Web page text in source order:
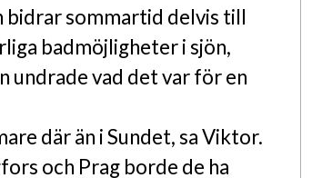
bidrar sommartid delvis till
badmöjligheter i sjön,
undrade vad det var för en
där än i Sundet, sa Viktor.
och Prag borde de ha